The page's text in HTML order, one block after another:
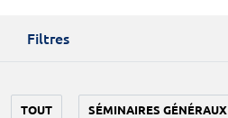
Filtres
TOUT SÉMINAIRES GÉNÉRAUX